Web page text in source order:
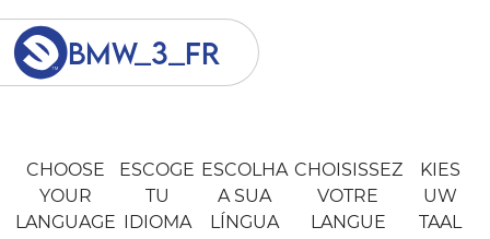
bmw_3_fr
CHOOSE
YOUR
LANGUAGE
ESCOGE
TU
IDIOMA
ESCOLHA
A SUA
LÍNGUA
CHOISISSEZ
VOTRE
LANGUE
KIES
UW
TAAL